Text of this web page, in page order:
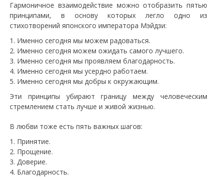
Гармоничное взаимодействие можно отобразить пятью
принципами, в основу которых легло одно из
стихотворений японского императора Мэйдзи:
Именно сегодня мы можем радоваться.
Именно сегодня можем ожидать самого лучшего.
Именно сегодня мы проявляем благодарность.
Именно сегодня мы усердно работаем.
Именно сегодня мы добры к окружающим.
Эти принципы убирают границу между человеческим
стремлением стать лучше и живой жизнью.
В любви тоже есть пять важных шагов:
Принятие.
Прощение.
Доверие.
Благодарность.